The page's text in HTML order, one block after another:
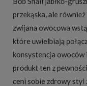
przekąska, ale również
zwijana owocowa
które uwielbiają
konsystencja owoców
produkt ten z
ceni sobie zdrowy styl